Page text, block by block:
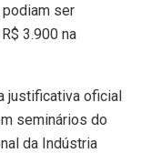
podiam ser
3.900 na
justificativa oficial
seminários do
da Indústria